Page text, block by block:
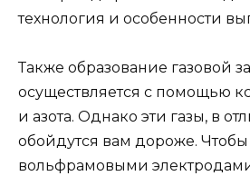
Также образование газовой
осуществляется с помощью
и азота. Однако эти газы, в
обойдутся вам дороже. Чтобы
вольфрамовыми